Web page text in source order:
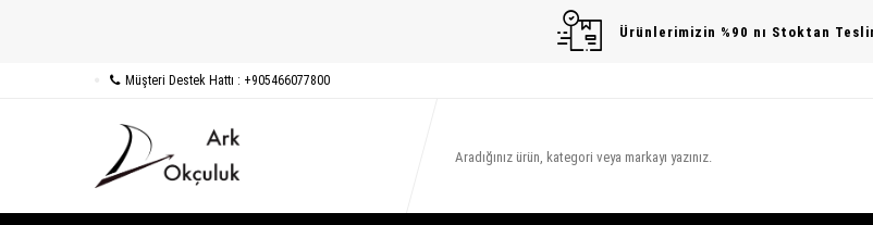
Ürünlerimizin %90 nı Stoktan
Müşteri Destek Hattı : +905466077800